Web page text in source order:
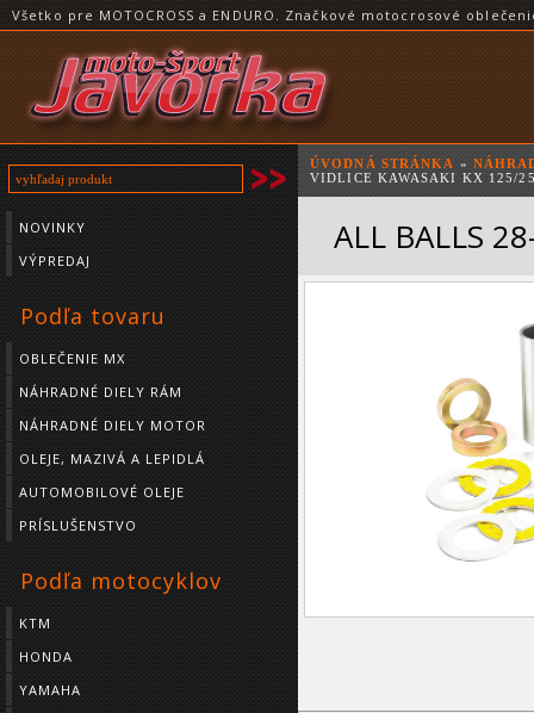
Všetko pre MOTOCROSS a ENDURO. Značkové motocrosové
NOVINKY
VÝPREDAJ
Podľa tovaru
OBLEČENIE MX
NÁHRADNÉ DIELY RÁM
NÁHRADNÉ DIELY MOTOR
OLEJE, MAZIVÁ A LEPIDLÁ
AUTOMOBILOVÉ OLEJE
PRÍSLUŠENSTVO
Podľa motocyklov
KTM
HONDA
YAMAHA
ÚVODNÁ STRÁNKA »
VIDLICE KAWASAKI KX 125/
ALL BALLS